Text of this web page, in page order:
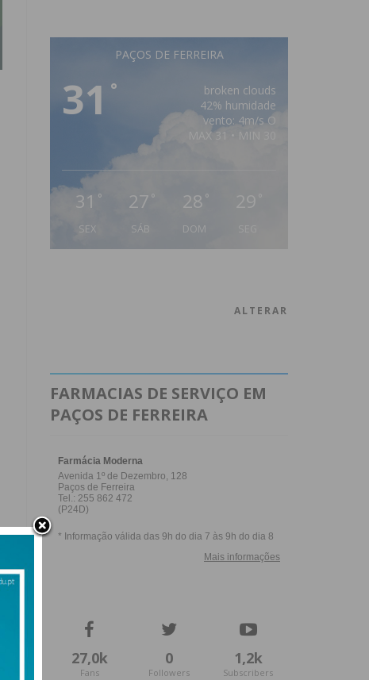
PAÇOS DE FERREIRA
31 °
broken clouds
42% humidade
vento: 4m/s O
MAX 31 • MIN 30
31 °
SEX
27 °
SÁB
28 °
DOM
29 °
ALTERAR
FARMACIAS DE SERVIÇO EM
PAÇOS DE FERREIRA
27,0k
Fans
0
Followers
1,2k
Subscribers